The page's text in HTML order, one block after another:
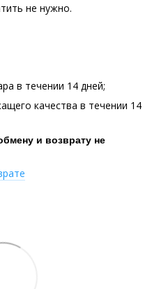
не нужно.
в течении 14 дней;
качества в течении 14
и возврату не